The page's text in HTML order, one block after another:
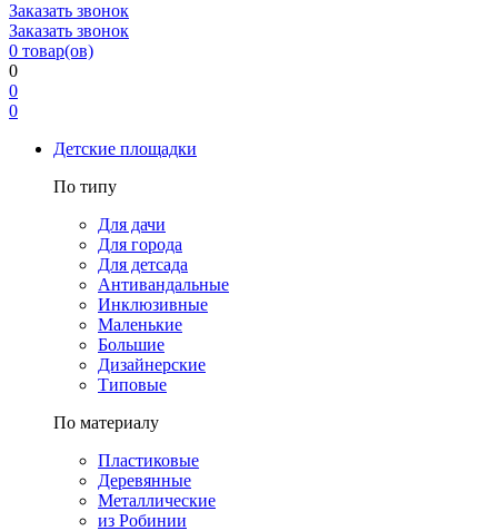
Заказать звонок
Заказать звонок
0 товар(ов)
0
0
0
Детские площадки
По типу
Для дачи
Для города
Для детсада
Антивандальные
Инклюзивные
Маленькие
Большие
Дизайнерские
Типовые
По материалу
Пластиковые
Деревянные
Металлические
из Робинии